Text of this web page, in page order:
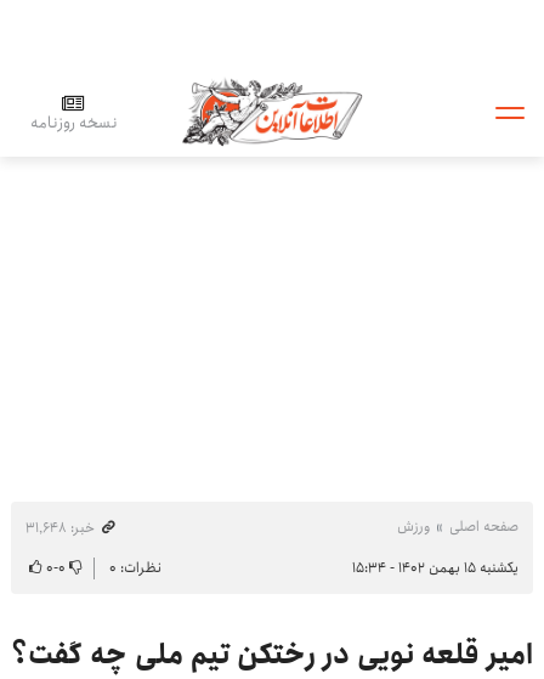
نسخه روزنامه
صفحه اصلی ورزش
خبر: ۳۱٬۶۴۸
یکشنبه ۱۵ بهمن ۱۴۰۲ - ۱۵:۳۴
نظرات: ۰ ۰-۰
امیر قلعه نویی در رختکن تیم ملی چه گفت؟